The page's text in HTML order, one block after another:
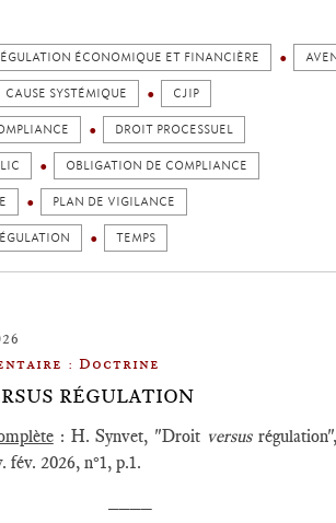
ÉCONOMIQUE ET FINANCIÈRE
CAUSE SYSTÉMIQUE CJIP
DROIT PROCESSUEL
OBLIGATION DE COMPLIANCE
PLAN DE VIGILANCE
TEMPS
: Doctrine
RÉGULATION
: H. Synvet, "Droit versus
fév. 2026, n°1, p.1.